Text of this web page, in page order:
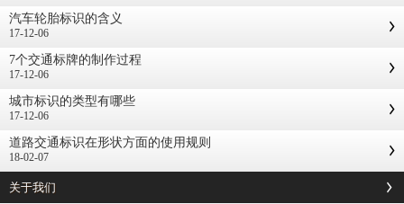
汽车轮胎标识的含义
17-12-06
7个交通标牌的制作过程
17-12-06
城市标识的类型有哪些
17-12-06
道路交通标识在形状方面的使用规则
18-02-07
关于我们